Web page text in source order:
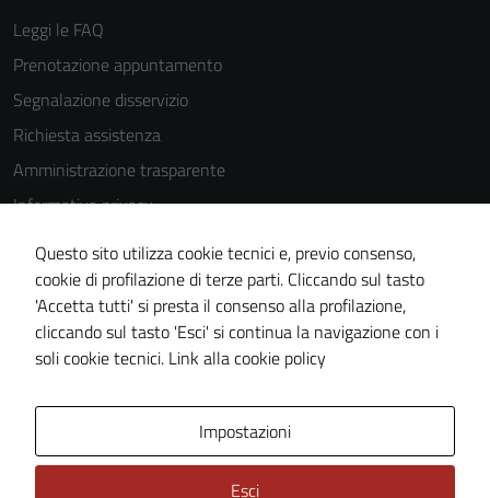
Leggi le FAQ
Prenotazione appuntamento
Segnalazione disservizio
Richiesta assistenza
Amministrazione trasparente
Informativa privacy
Cookie Policy
Note legali
Dichiarazione di accessibilità
Piano di miglioramento del sito
Questo sito utilizza cookie tecnici e, previo consenso,
cookie di profilazione di terze parti. Cliccando sul tasto
'Accetta tutti' si presta il consenso alla profilazione,
cliccando sul tasto 'Esci' si continua la navigazione con i
soli cookie tecnici. Link alla cookie policy
Impostazioni
Esci